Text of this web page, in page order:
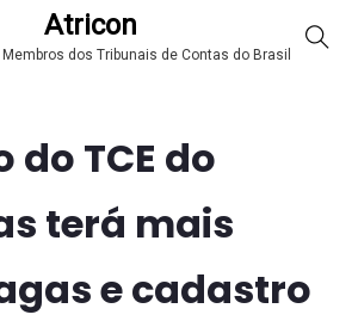
Atricon
dos Tribunais de Contas do Brasil
do TCE do
terá mais
e cadastro